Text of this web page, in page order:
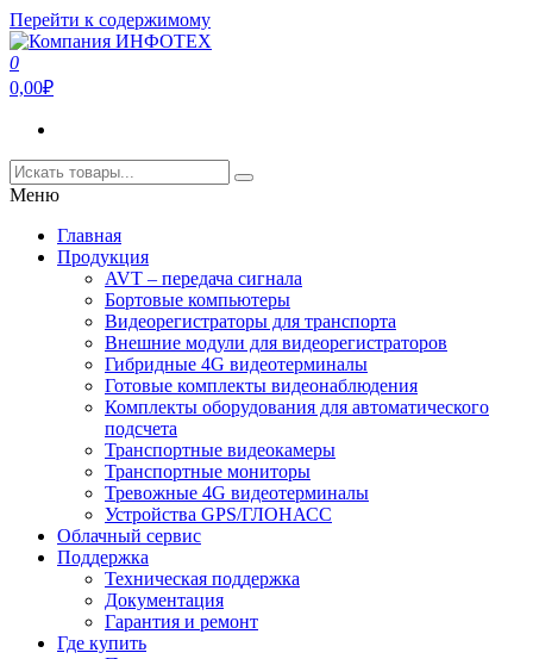
Перейти к содержимому
Компания ИНФОТЕХ
Компания ИНФОТЕХ занимается производством
оборудования для передачи видеосигнала,а так же
видеорегистраторов и ПО для подсчета пассажиропотока.
0
0,00₽
Меню
Главная
Продукция
AVT – передача сигнала
Бортовые компьютеры
Видеорегистраторы для транспорта
Внешние модули для видеорегистраторов
Гибридные 4G видеотерминалы
Готовые комплекты видеонаблюдения
Комплекты оборудования для автоматического
подсчета
Транспортные видеокамеры
Транспортные мониторы
Тревожные 4G видеотерминалы
Устройства GPS/ГЛОНАСС
Облачный сервис
Поддержка
Техническая поддержка
Документация
Гарантия и ремонт
Где купить